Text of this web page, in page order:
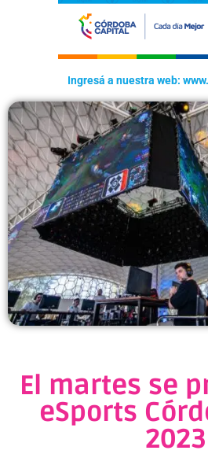
Ingresá a nuestra web:
El martes se
eSports
2023